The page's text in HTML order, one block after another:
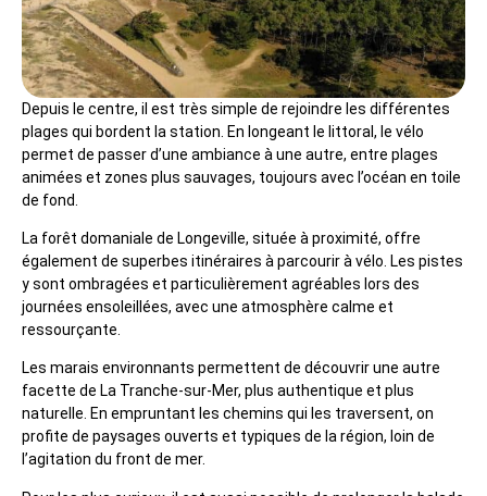
Depuis le centre, il est très simple de rejoindre les différentes
plages qui bordent la station. En longeant le littoral, le vélo
permet de passer d’une ambiance à une autre, entre plages
animées et zones plus sauvages, toujours avec l’océan en toile
de fond.
La forêt domaniale de Longeville, située à proximité, offre
également de superbes itinéraires à parcourir à vélo. Les pistes
y sont ombragées et particulièrement agréables lors des
journées ensoleillées, avec une atmosphère calme et
ressourçante.
Les marais environnants permettent de découvrir une autre
facette de La Tranche-sur-Mer, plus authentique et plus
naturelle. En empruntant les chemins qui les traversent, on
profite de paysages ouverts et typiques de la région, loin de
l’agitation du front de mer.